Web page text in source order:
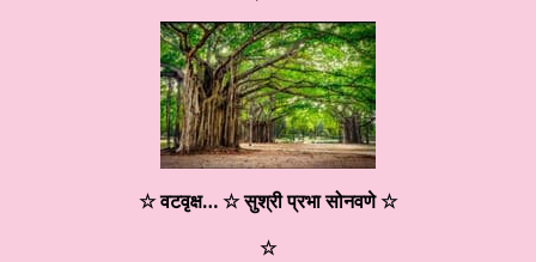
☆ वटवृक्ष…☆ सुश्री प्रभा सोनवणे ☆
☆